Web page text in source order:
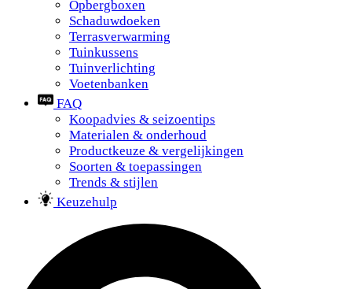
Opbergboxen
Schaduwdoeken
Terrasverwarming
Tuinkussens
Tuinverlichting
Voetenbanken
FAQ
Koopadvies & seizoentips
Materialen & onderhoud
Productkeuze & vergelijkingen
Soorten & toepassingen
Trends & stijlen
Keuzehulp